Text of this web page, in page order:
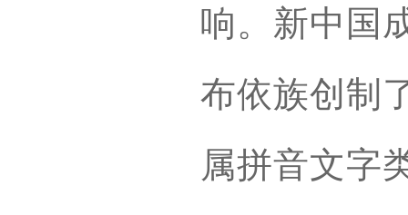
响。新中国
布依族创制
属拼音文字